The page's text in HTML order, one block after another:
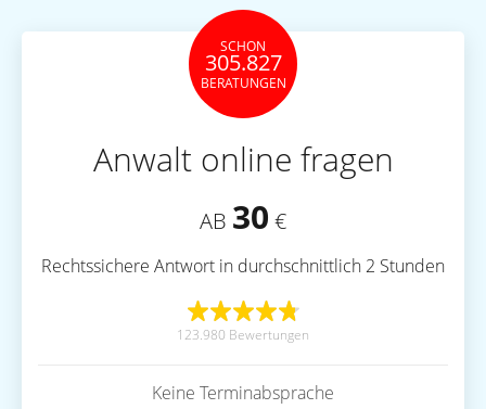
SCHON
305.827
BERATUNGEN
Anwalt online fragen
AB 30 €
Rechtssichere Antwort in durchschnittlich 2 Stunden
123.980 Bewertungen
Keine Terminabsprache